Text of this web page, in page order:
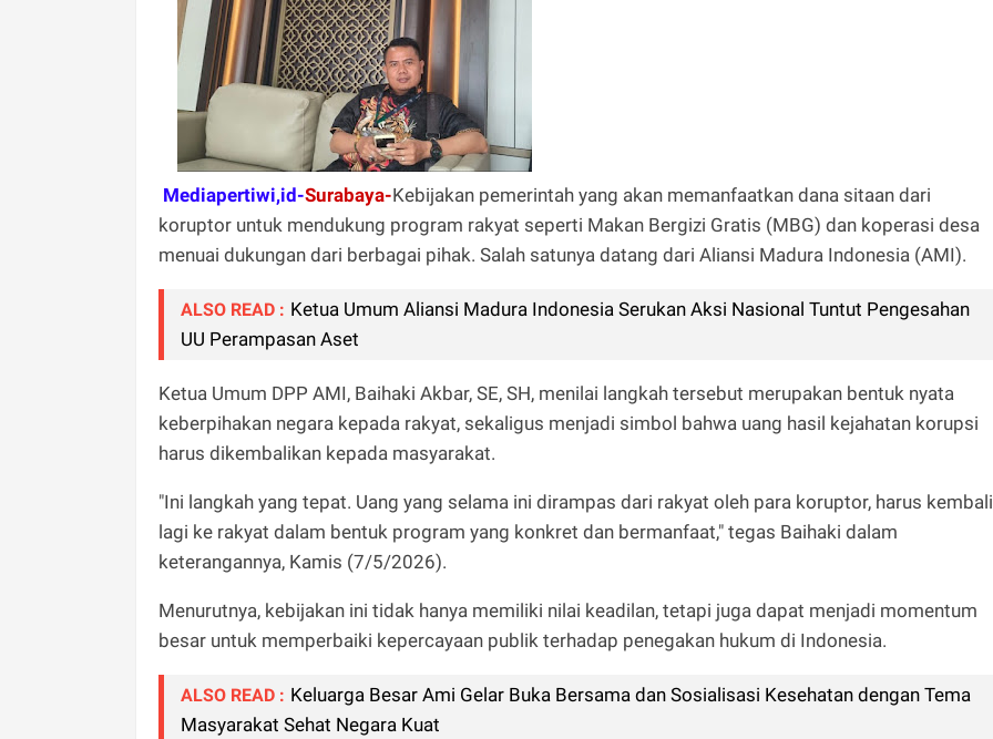
Mediapertiwi,id-Surabaya-Kebijakan pemerintah yang akan memanfaatkan dana sitaan dari
koruptor untuk mendukung program rakyat seperti Makan Bergizi Gratis (MBG) dan koperasi desa
menuai dukungan dari berbagai pihak. Salah satunya datang dari Aliansi Madura Indonesia (AMI).
ALSO READ : Ketua Umum Aliansi Madura Indonesia Serukan Aksi Nasional Tuntut Pengesahan
UU Perampasan Aset
Ketua Umum DPP AMI, Baihaki Akbar, SE, SH, menilai langkah tersebut merupakan bentuk nyata
keberpihakan negara kepada rakyat, sekaligus menjadi simbol bahwa uang hasil kejahatan korupsi
harus dikembalikan kepada masyarakat.
"Ini langkah yang tepat. Uang yang selama ini dirampas dari rakyat oleh para koruptor, harus kembali
lagi ke rakyat dalam bentuk program yang konkret dan bermanfaat," tegas Baihaki dalam
keterangannya, Kamis (7/5/2026).
Menurutnya, kebijakan ini tidak hanya memiliki nilai keadilan, tetapi juga dapat menjadi momentum
besar untuk memperbaiki kepercayaan publik terhadap penegakan hukum di Indonesia.
ALSO READ : Keluarga Besar Ami Gelar Buka Bersama dan Sosialisasi Kesehatan dengan Tema
Masyarakat Sehat Negara Kuat